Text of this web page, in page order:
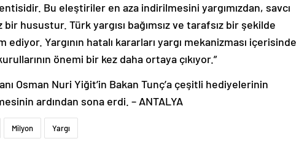
Bu eleştiriler en aza indirilmesini yargımızdan, savcı
husustur. Türk yargısı bağımsız ve tarafsız bir şekilde
Yargının hatalı kararları yargı mekanizması içerisinde
önemi bir kez daha ortaya çıkıyor.”
Osman Nuri Yiğit’in Bakan Tunç’a çeşitli hediyelerinin
ardından sona erdi. – ANTALYA
Milyon Yargı